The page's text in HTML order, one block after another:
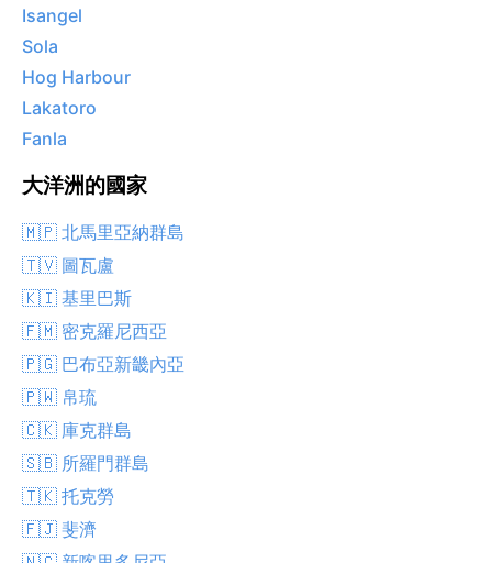
Isangel
Sola
Hog Harbour
Lakatoro
Fanla
大洋洲的國家
🇲🇵 北馬里亞納群島
🇹🇻 圖瓦盧
🇰🇮 基里巴斯
🇫🇲 密克羅尼西亞
🇵🇬 巴布亞新畿內亞
🇵🇼 帛琉
🇨🇰 庫克群島
🇸🇧 所羅門群島
🇹🇰 托克勞
🇫🇯 斐濟